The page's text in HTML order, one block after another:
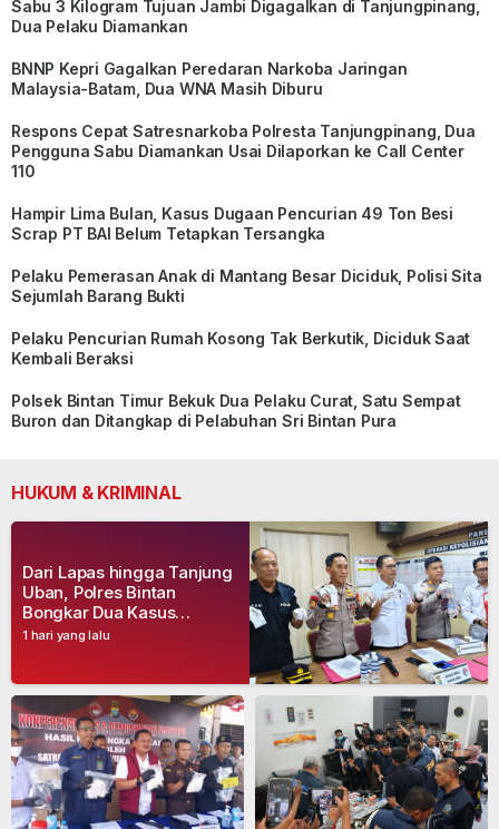
Sabu 3 Kilogram Tujuan Jambi Digagalkan di Tanjungpinang,
Dua Pelaku Diamankan
BNNP Kepri Gagalkan Peredaran Narkoba Jaringan
Malaysia-Batam, Dua WNA Masih Diburu
Respons Cepat Satresnarkoba Polresta Tanjungpinang, Dua
Pengguna Sabu Diamankan Usai Dilaporkan ke Call Center
110
Hampir Lima Bulan, Kasus Dugaan Pencurian 49 Ton Besi
Scrap PT BAI Belum Tetapkan Tersangka
Pelaku Pemerasan Anak di Mantang Besar Diciduk, Polisi Sita
Sejumlah Barang Bukti
Pelaku Pencurian Rumah Kosong Tak Berkutik, Diciduk Saat
Kembali Beraksi
Polsek Bintan Timur Bekuk Dua Pelaku Curat, Satu Sempat
Buron dan Ditangkap di Pelabuhan Sri Bintan Pura
HUKUM & KRIMINAL
1 hari yang lalu
Dari Lapas hingga Tanjung
Uban, Polres Bintan
Bongkar Dua Kasus
Narkoba, Empat Tersangka